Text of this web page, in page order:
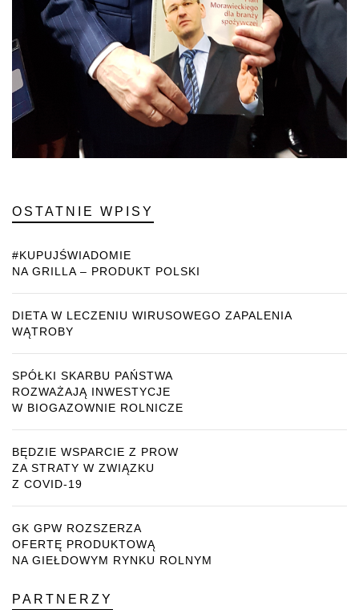
OSTATNIE WPISY
#KUPUJŚWIADOMIE
NA GRILLA – PRODUKT POLSKI
DIETA W LECZENIU WIRUSOWEGO ZAPALENIA
WĄTROBY
SPÓŁKI SKARBU PAŃSTWA
ROZWAŻAJĄ INWESTYCJE
W BIOGAZOWNIE ROLNICZE
BĘDZIE WSPARCIE Z PROW
ZA STRATY W ZWIĄZKU
Z COVID-19
GK GPW ROZSZERZA
OFERTĘ PRODUKTOWĄ
NA GIEŁDOWYM RYNKU ROLNYM
PARTNERZY